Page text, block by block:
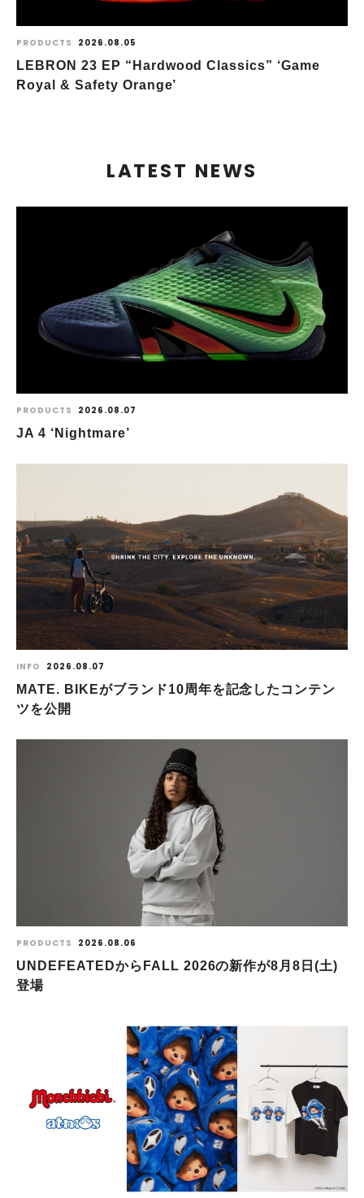
PRODUCTS 2026.08.05
LEBRON 23 EP “Hardwood Classics” ‘Game
Royal & Safety Orange’
LATEST NEWS
PRODUCTS 2026.08.07
JA 4 ‘Nightmare’
INFO 2026.08.07
MATE. BIKEがブランド10周年を記念したコンテン
ツを公開
PRODUCTS 2026.08.06
UNDEFEATEDからFALL 2026の新作が8⽉8⽇(⼟)
登場